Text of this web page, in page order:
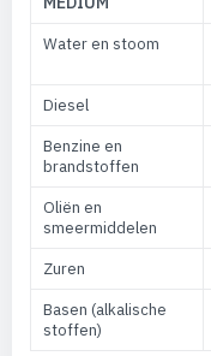
Water en stoom
Diesel
Benzine en
brandstoffen
Oliën en
smeermiddelen
Zuren
Basen (alkalische
stoffen)